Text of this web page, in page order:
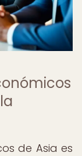
de Asia es